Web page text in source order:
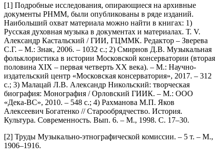
[1] Подробные исследования, опирающиеся на архивные
документы РНММ, были опубликованы в ряде изданий.
Наибольший охват материала можно найти в книгах: 1)
Русская духовная музыка в документах и материалах. Т. V.
Александр Кастальский / ГИИ, ГЦММК. Редактор – Зверева
С.Г. – М.: Знак, 2006. – 1032 с.; 2) Смирнов Д.В. Музыкальная
фольклористика в истории Московской консерватории (вторая
половина XIX – первая четверть ХХ века). – М.: Научно-
издательский центр «Московская консерватория», 2017. – 312
с.; 3) Малацай Л.В. Александр Никольский: творческая
биография: Монография / Орловский ГИИК. – М.: ООО
«Дека-ВС», 2010. – 548 с.; 4) Рахманова М.П. Яков
Алексеевич Богатенко // Старообрядчество. История.
Культура. Современность. Вып. 6. – М., 1998. С. 17–30.
[2] Труды Музыкально-этнографической комиссии. – 5 т. – М.,
1906–1916.